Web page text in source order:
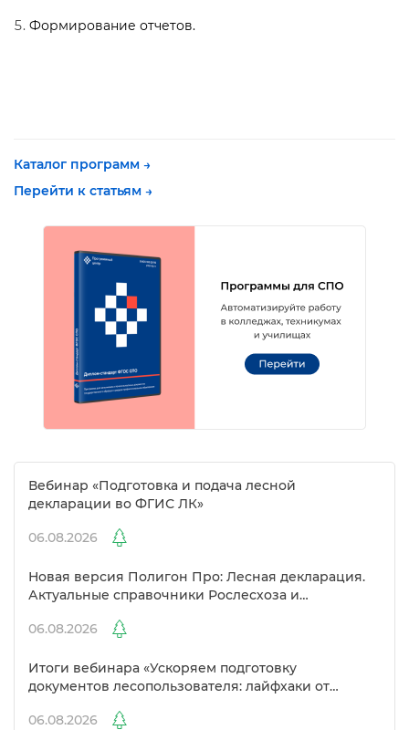
Формирование отчетов.
Каталог программ →
Перейти к статьям →
ебинар «Подготовка и подача лесной
декларации во ФГИС ЛК»
06.08.2026
Новая версия Полигон Про: Лесная декларация.
Актуальные справочники Рослесхоза и
06.08.2026
Итоги вебинара «Ускоряем подготовку
документов лесопользователя: лайфхаки от
06.08.2026